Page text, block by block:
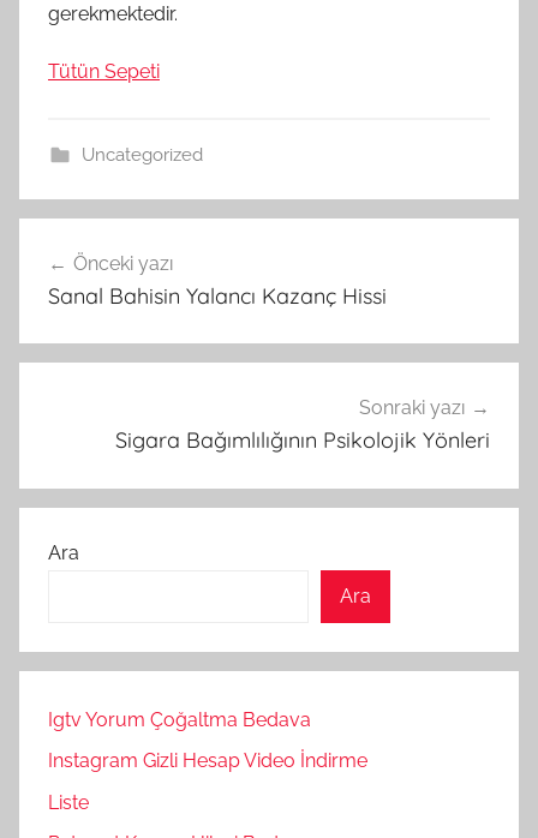
gerekmektedir.
Tütün Sepeti
Uncategorized
gezinmesi
Önceki yazı
Sanal Bahisin Yalancı Kazanç Hissi
Sonraki yazı
Sigara Bağımlılığının Psikolojik Yönleri
Ara
Ara
Igtv Yorum Çoğaltma Bedava
Instagram Gizli Hesap Video İndirme
Liste